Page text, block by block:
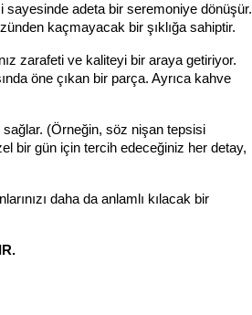
sayesinde adeta bir seremoniye dönüşür.
kaçmayacak bir şıklığa sahiptir.
zarafeti ve kaliteyi bir araya getiriyor.
öne çıkan bir parça. Ayrıca kahve
(Örneğin, söz nişan tepsisi
bir gün için tercih edeceğiniz her detay,
daha da anlamlı kılacak bir